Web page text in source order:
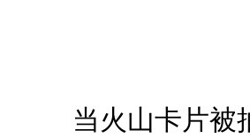
当火山卡片被